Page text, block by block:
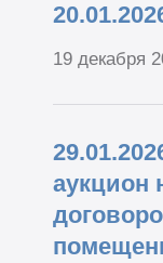
19 декабря
аукцион